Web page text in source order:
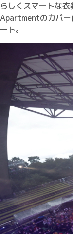
らしくスマートな
Apartmentのカバ
ート。